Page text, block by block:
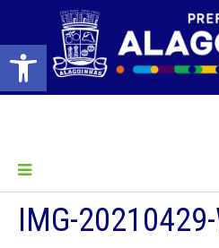
Barra de Ferramentas Aberta
IMG-